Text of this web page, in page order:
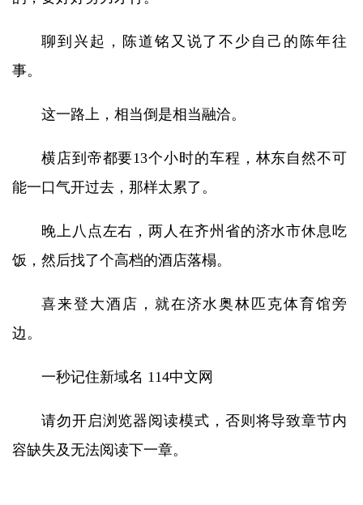
聊到兴起，陈道铭又说了不少自己的陈年往
事。
这一路上，相当倒是相当融洽。
横店到帝都要13个小时的车程，林东自然不可
能一口气开过去，那样太累了。
晚上八点左右，两人在齐州省的济水市休息吃
饭，然后找了个高档的酒店落榻。
喜来登大酒店，就在济水奥林匹克体育馆旁
边。
一秒记住新域名 114中文网
请勿开启浏览器阅读模式，否则将导致章节内
容缺失及无法阅读下一章。